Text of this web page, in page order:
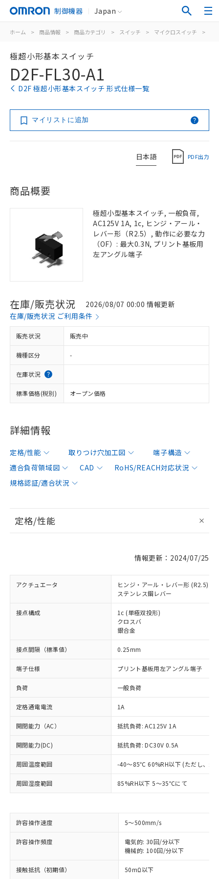
制御機器 Japan
ホーム > 商品情報 > 商品カテゴリ > スイッチ > マイクロスイッチ >
極超小形基本スイッチ
D2F-FL30-A1
D2F 極超小形基本スイッチ 形式仕様一覧
マイリストに追加
日本語 PDF出力
商品概要
極超小型基本スイッチ, 一般負荷,
AC125V 1A, 1c, ヒンジ・アール・
レバー形（R2.5）, 動作に必要な力
（OF）: 最大0.3N, プリント基板用
左アングル端子
在庫/販売状況
2026/08/07 00:00 情報更新
在庫/販売状況 ご利用条件
販売状況 販売中
機種区分 -
在庫状況
標準価格(税別) オープン価格
詳細情報
定格/性能 取りつけ穴加工図
端子構造
適合負荷領域図
CAD
RoHS/REACH対応状況
規格認証/適合状況
定格/性能
情報更新：2024/07/25
アクチュエータ
ヒンジ・アール・レバー形 (R2.5)
ステンレス鋼レバー
接点構成
1c (単極双投形)
クロスバ
銀合金
接点間隔（標準値） 0.25mm
端子仕様 プリント基板用左アングル端子
負荷 一般負荷
定格通電電流 1A
開閉能力（AC） 抵抗負荷: AC125V 1A
開閉能力(DC) 抵抗負荷: DC30V 0.5A
周囲温度範囲 -40～85℃ 60%RH以下 (ただし、氷
周囲湿度範囲 85%RH以下 5～35℃にて
許容操作速度 5～500mm/s
許容操作頻度
電気的: 30回/分以下
機械的: 100回/分以下
接触抵抗（初期値） 50mΩ以下
※1 対応状況
対応済み：EU RoHS指令（10物質）の
非含有に対応した製品が提供可能な商品で
対応予定：EU RoHS指令（10物質）の非含